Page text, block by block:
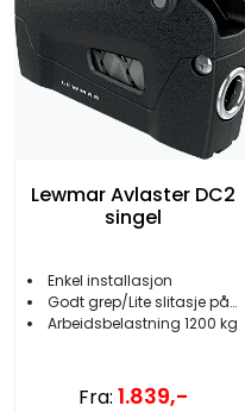
Lewmar Avlaster DC2
singel
Enkel installasjon
Godt grep/Lite slitasje på linen
Arbeidsbelastning 1200 kg
Fra: 1.839,-